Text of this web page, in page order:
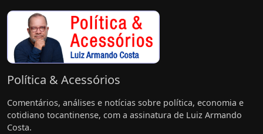
Política & Acessórios
Comentários, análises e notícias sobre política, economia e
cotidiano tocantinense, com a assinatura de Luiz Armando
Costa.